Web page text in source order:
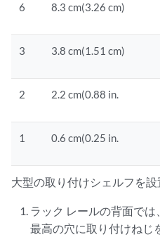
6 8.3 cm(3.26 cm)
3 3.8 cm(1.51 cm)
2 2.2 cm(0.88 in.
1 0.6 cm(0.25 in.
大型の取り付けシェルフを
ラック レールの背面で
最高の穴に取り付けねじ